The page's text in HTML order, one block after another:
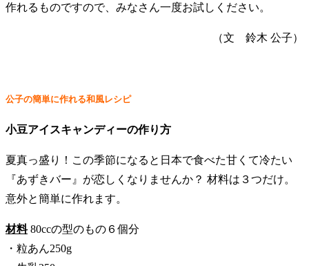
作れるものですので、みなさん一度お試しください。
（文 鈴木 公子）
公子の簡単に作れる和風レシピ
小豆アイスキャンディーの作り方
夏真っ盛り！この季節になると日本で食べた甘くて冷たい
『あずきバー』が恋しくなりませんか？ 材料は３つだけ。
意外と簡単に作れます。
材料80ccの型のもの６個分
・粒あん250g